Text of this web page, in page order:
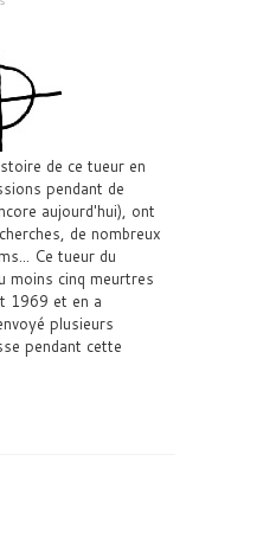
de ce tueur en
pendant de
aujourd'hui), ont
de nombreux
Ce tueur du
moins cinq meurtres
1969 et en a
plusieurs
pendant cette